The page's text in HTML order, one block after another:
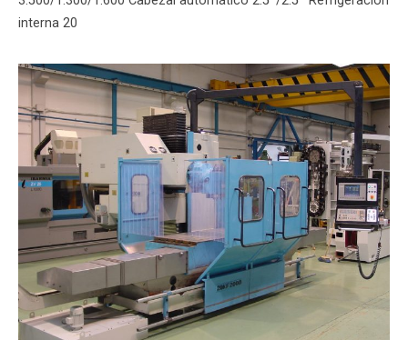
interna 20